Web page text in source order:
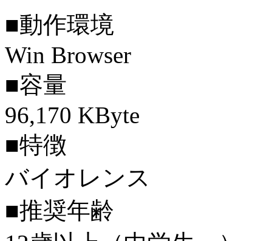
■動作環境
Win Browser
■容量
96,170 KByte
■特徴
バイオレンス
■推奨年齢